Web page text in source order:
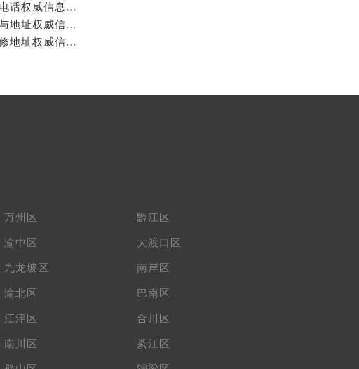
重庆阿玛尼官方售后服务中心｜全部网点地址电话权威信息公示（2026年7月最新）
重庆阿玛尼官方售后服务中心｜最新热线电话与地址权威信息公示（2026年7月最新）
重庆阿玛尼官方售后服务中心｜最新电话和维修地址权威信息公示（2026年7月最新）
万州区 黔江区
渝中区 大渡口区
九龙坡区 南岸区
渝北区 巴南区
江津区 合川区
南川区 綦江区